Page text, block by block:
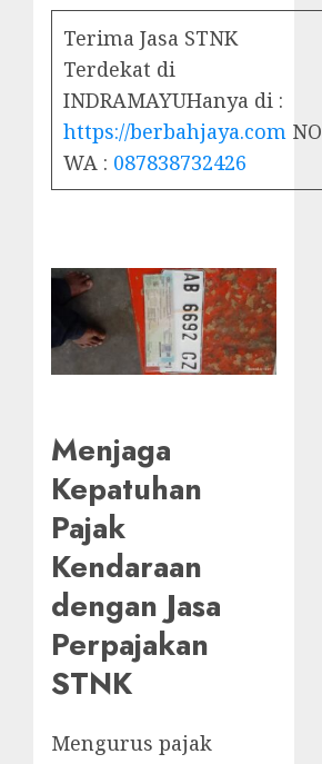
Terima Jasa STNK
Terdekat di
INDRAMAYUHanya di :
https://berbahjaya.com NO
WA : 087838732426
Menjaga
Kepatuhan
Pajak
Kendaraan
dengan Jasa
Perpajakan
STNK
Mengurus pajak